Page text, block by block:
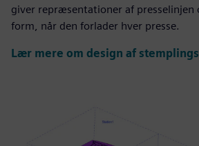
giver repræsentationer af presselinjen
form, når den forlader hver presse.
Lær mere om design af